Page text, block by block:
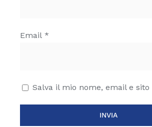
Email *
Salva il mio nome, email e